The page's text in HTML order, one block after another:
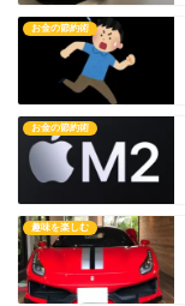
お金の節約術
お金の節約術
趣味を楽しむ